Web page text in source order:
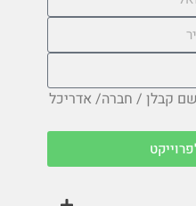
קבלן / חברה/ אדריכל